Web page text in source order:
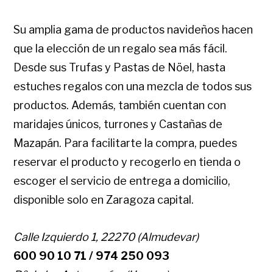
Su amplia gama de productos navideños hacen
que la elección de un regalo sea más fácil.
Desde sus Trufas y Pastas de Nöel, hasta
estuches regalos con una mezcla de todos sus
productos. Además, también cuentan con
maridajes únicos, turrones y Castañas de
Mazapán. Para facilitarte la compra, puedes
reservar el producto y recogerlo en tienda o
escoger el servicio de entrega a domicilio,
disponible solo en Zaragoza capital.
Calle Izquierdo 1, 22270 (Almudevar)
600 90 10 71 / 974 250 093